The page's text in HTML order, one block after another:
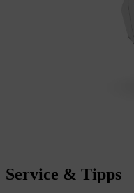
Service & Tipps